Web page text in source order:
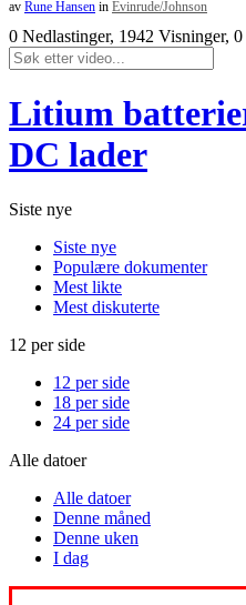
av Rune Hansen in Evinrude/Johnson
0 Nedlastinger, 1942 Visninger,
Litium
DC lader
Siste nye
Siste nye
Populære dokumenter
Mest likte
Mest diskuterte
12 per side
12 per side
18 per side
24 per side
Alle datoer
Alle datoer
Denne måned
Denne uken
I dag